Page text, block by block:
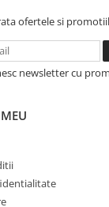
ofertele si
newsletter cu